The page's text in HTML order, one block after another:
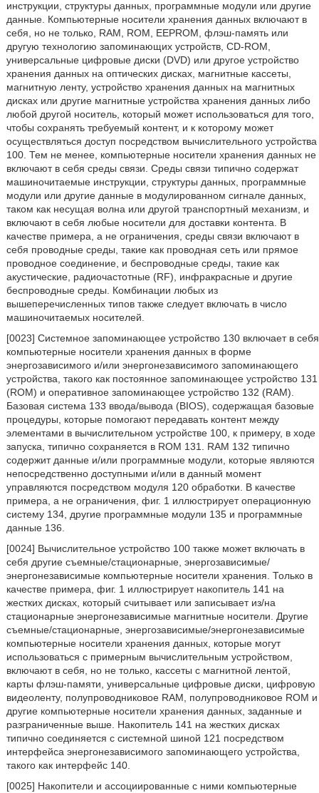
инструкции, структуры данных, программные модули или другие
данные. Компьютерные носители хранения данных включают в
себя, но не только, RAM, ROM, EEPROM, флэш-память или
другую технологию запоминающих устройств, CD-ROM,
универсальные цифровые диски (DVD) или другое устройство
хранения данных на оптических дисках, магнитные кассеты,
магнитную ленту, устройство хранения данных на магнитных
дисках или другие магнитные устройства хранения данных либо
любой другой носитель, который может использоваться для того,
чтобы сохранять требуемый контент, и к которому может
осуществляться доступ посредством вычислительного устройства
100. Тем не менее, компьютерные носители хранения данных не
включают в себя среды связи. Среды связи типично содержат
машиночитаемые инструкции, структуры данных, программные
модули или другие данные в модулированном сигнале данных,
таком как несущая волна или другой транспортный механизм, и
включают в себя любые носители для доставки контента. В
качестве примера, а не ограничения, среды связи включают в
себя проводные среды, такие как проводная сеть или прямое
проводное соединение, и беспроводные среды, такие как
акустические, радиочастотные (RF), инфракрасные и другие
беспроводные среды. Комбинации любых из
вышеперечисленных типов также следует включать в число
машиночитаемых носителей.
[0023] Системное запоминающее устройство 130 включает в себя
компьютерные носители хранения данных в форме
энергозависимого и/или энергонезависимого запоминающего
устройства, такого как постоянное запоминающее устройство 131
(ROM) и оперативное запоминающее устройство 132 (RAM).
Базовая система 133 ввода/вывода (BIOS), содержащая базовые
процедуры, которые помогают передавать контент между
элементами в вычислительном устройстве 100, к примеру, в ходе
запуска, типично сохраняется в ROM 131. RAM 132 типично
содержит данные и/или программные модули, которые являются
непосредственно доступными и/или в данный момент
управляются посредством модуля 120 обработки. В качестве
примера, а не ограничения, фиг. 1 иллюстрирует операционную
систему 134, другие программные модули 135 и программные
данные 136.
[0024] Вычислительное устройство 100 также может включать в
себя другие съемные/стационарные, энергозависимые/
энергонезависимые компьютерные носители хранения. Только в
качестве примера, фиг. 1 иллюстрирует накопитель 141 на
жестких дисках, который считывает или записывает из/на
стационарные энергонезависимые магнитные носители. Другие
съемные/стационарные, энергозависимые/энергонезависимые
компьютерные носители хранения данных, которые могут
использоваться с примерным вычислительным устройством,
включают в себя, но не только, кассеты с магнитной лентой,
карты флэш-памяти, универсальные цифровые диски, цифровую
видеоленту, полупроводниковое RAM, полупроводниковое ROM и
другие компьютерные носители хранения данных, заданные и
разграниченные выше. Накопитель 141 на жестких дисках
типично соединяется с системной шиной 121 посредством
интерфейса энергонезависимого запоминающего устройства,
такого как интерфейс 140.
[0025] Накопители и ассоциированные с ними компьютерные